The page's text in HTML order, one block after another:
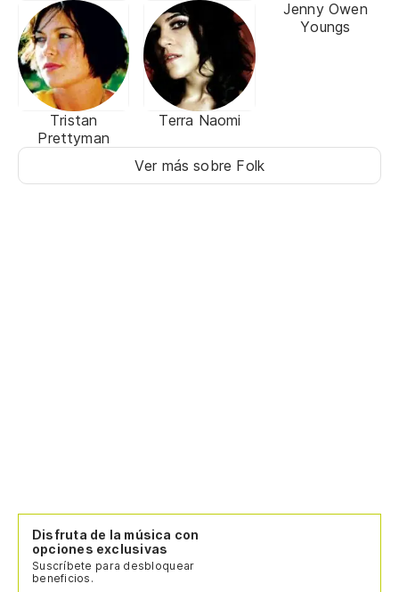
Tristan
Prettyman
Terra Naomi
Jenny Owen
Youngs
Ver más sobre Folk
Disfruta de la música con
opciones exclusivas
Suscríbete para desbloquear
beneficios.